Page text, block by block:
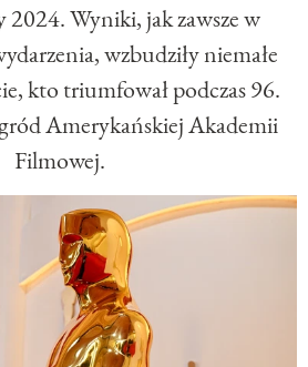
2024. Wyniki, jak zawsze w
wzbudziły niemałe
kto triumfował podczas 96.
Amerykańskiej Akademii
Filmowej.